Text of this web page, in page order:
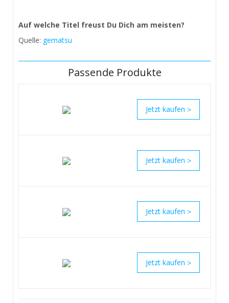
Auf welche Titel freust Du Dich am meisten?
Quelle: gematsu
Passende Produkte
>
>
>
>